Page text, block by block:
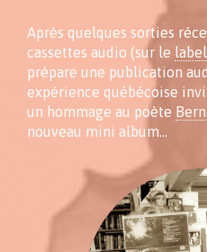
Après quelques sorties
cassettes audio (sur le
prépare une publication
expérience québécoise
un hommage au poète
nouveau mini album…